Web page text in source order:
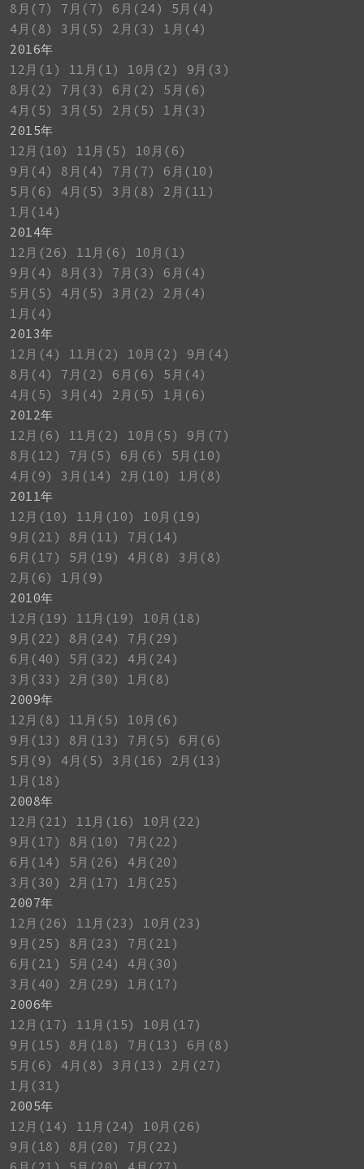
8月(7)
7月(7) 6月(24)
5月(4)
4月(8)
3月(5) 2月(3)
1月(4)
2016年
12月(1)
11月(1) 10月(2)
9月(3)
8月(2)
7月(3) 6月(2)
5月(6)
4月(5)
3月(5) 2月(5)
1月(3)
2015年
12月(10)
11月(5)
10月(6)
9月(4)
8月(4) 7月(7)
6月(10)
5月(6)
4月(5) 3月(8)
2月(11)
1月(14)
2014年
12月(26)
11月(6)
10月(1)
9月(4)
8月(3) 7月(3)
6月(4)
5月(5)
4月(5) 3月(2)
2月(4)
1月(4)
2013年
12月(4)
11月(2) 10月(2)
9月(4)
8月(4)
7月(2) 6月(6)
5月(4)
4月(5)
3月(4) 2月(5)
1月(6)
2012年
12月(6)
11月(2) 10月(5)
9月(7)
8月(12)
7月(5) 6月(6)
5月(10)
4月(9)
3月(14) 2月(10)
1月(8)
2011年
12月(10)
11月(10)
10月(19)
9月(21)
8月(11)
7月(14)
6月(17)
5月(19) 4月(8)
3月(8)
2月(6)
1月(9)
2010年
12月(19)
11月(19)
10月(18)
9月(22)
8月(24)
7月(29)
6月(40)
5月(32)
4月(24)
3月(33)
2月(30)
1月(8)
2009年
12月(8)
11月(5)
10月(6)
9月(13)
8月(13) 7月(5)
6月(6)
5月(9)
4月(5) 3月(16)
2月(13)
1月(18)
2008年
12月(21)
11月(16)
10月(22)
9月(17)
8月(10)
7月(22)
6月(14)
5月(26)
4月(20)
3月(30)
2月(17)
1月(25)
2007年
12月(26)
11月(23)
10月(23)
9月(25)
8月(23)
7月(21)
6月(21)
5月(24)
4月(30)
3月(40)
2月(29)
1月(17)
2006年
12月(17)
11月(15)
10月(17)
9月(15)
8月(18) 7月(13)
6月(8)
5月(6)
4月(8) 3月(13)
2月(27)
1月(31)
2005年
12月(14)
11月(24)
10月(26)
9月(18)
8月(20)
7月(22)